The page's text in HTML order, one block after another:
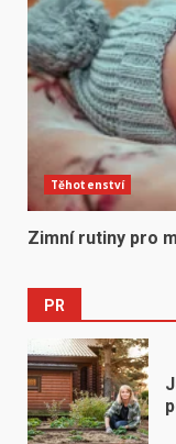
Těhotenství
Zimní rutiny pro
PR